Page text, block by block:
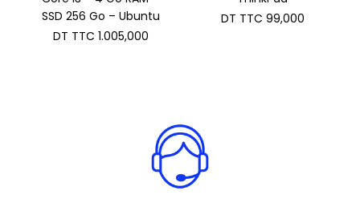
SSD 256 Go – Ubuntu
DT TTC 1.005,000
DT TTC 99,000